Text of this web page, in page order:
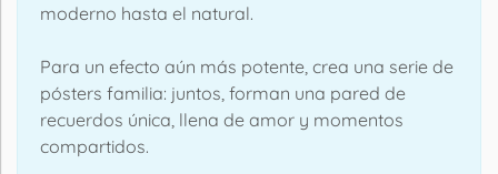
moderno hasta el natural.
Para un efecto aún más potente, crea una serie de
pósters familia: juntos, forman una pared de
recuerdos única, llena de amor y momentos
compartidos.